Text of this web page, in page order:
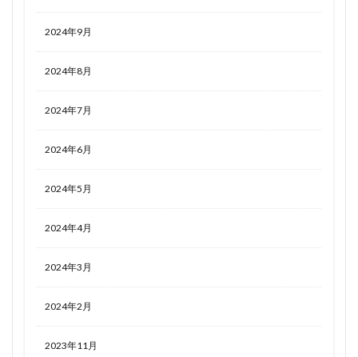
2024年9月
2024年8月
2024年7月
2024年6月
2024年5月
2024年4月
2024年3月
2024年2月
2023年11月